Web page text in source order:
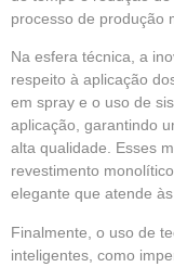
processo de produção
Na esfera técnica, a
respeito à aplicação
em spray e o uso de
aplicação, garantindo
alta qualidade. Esses
revestimento
elegante que atende
Finalmente, o uso de
inteligentes, como